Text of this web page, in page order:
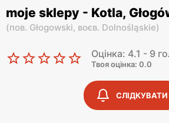
moje sklepy - Kotla,
(пов. Głogowski, воєв. Dolnośląskie)
Оцінка: 4.1 - 9
Твоя оцінка: 0.0
СЛІДКУВАТИ